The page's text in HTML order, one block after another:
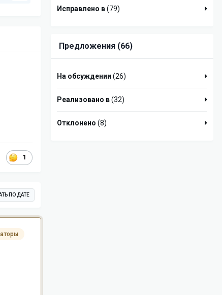
1
ПО ДАТЕ
Исправлено в(79)
Предложения (66)
На обсуждении (26)
Реализовано в(32)
Отклонено (8)